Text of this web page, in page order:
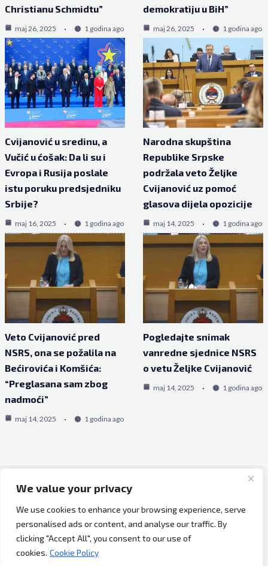
We value your privacy
We use cookies to enhance your browsing experience, serve
personalised ads or content, and analyse our traffic. By
clicking "Accept All", you consent to our use of
cookies. Cookie Policy
Christianu Schmidtu”
maj 26, 2025 1 godina ago
demokratiju u BiH”
maj 26, 2025 1 godina ago
Cvijanović u sredinu, a
Vučić u ćošak: Da li su i
Evropa i Rusija poslale
istu poruku predsjedniku
Srbije?
maj 16, 2025 1 godina ago
Narodna skupština
Republike Srpske
podržala veto Željke
Cvijanović uz pomoć
glasova dijela opozicije
maj 14, 2025 1 godina ago
Veto Cvijanović pred
NSRS, ona se požalila na
Bećirovića i Komšića:
“Preglasana sam zbog
nadmoći”
maj 14, 2025 1 godina ago
Pogledajte snimak
vanredne sjednice NSRS
o vetu Željke Cvijanović
maj 14, 2025 1 godina ago
Copyright © 2026 Bh Dijaspora.
O nama
Marketing
Uslovi korištenja